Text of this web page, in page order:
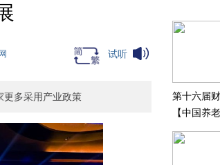
试听
更多采用产业政策
第十六届
【中国养
系列闭门
监护：艰